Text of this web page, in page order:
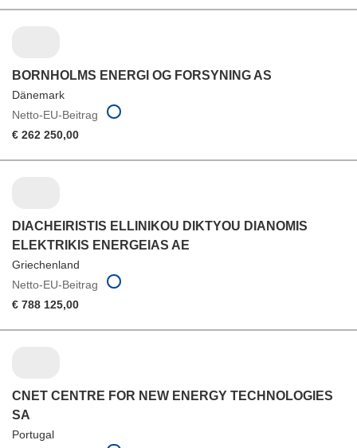
BORNHOLMS ENERGI OG FORSYNING AS
Dänemark
Netto-EU-Beitrag
€ 262 250,00
DIACHEIRISTIS ELLINIKOU DIKTYOU DIANOMIS
ELEKTRIKIS ENERGEIAS AE
Griechenland
Netto-EU-Beitrag
€ 788 125,00
CNET CENTRE FOR NEW ENERGY TECHNOLOGIES
SA
Portugal